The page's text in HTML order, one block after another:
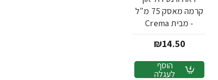
קרמה מאסק 75 מ"ל
- מבית Crema
₪14.50
הוסף
לעגלה